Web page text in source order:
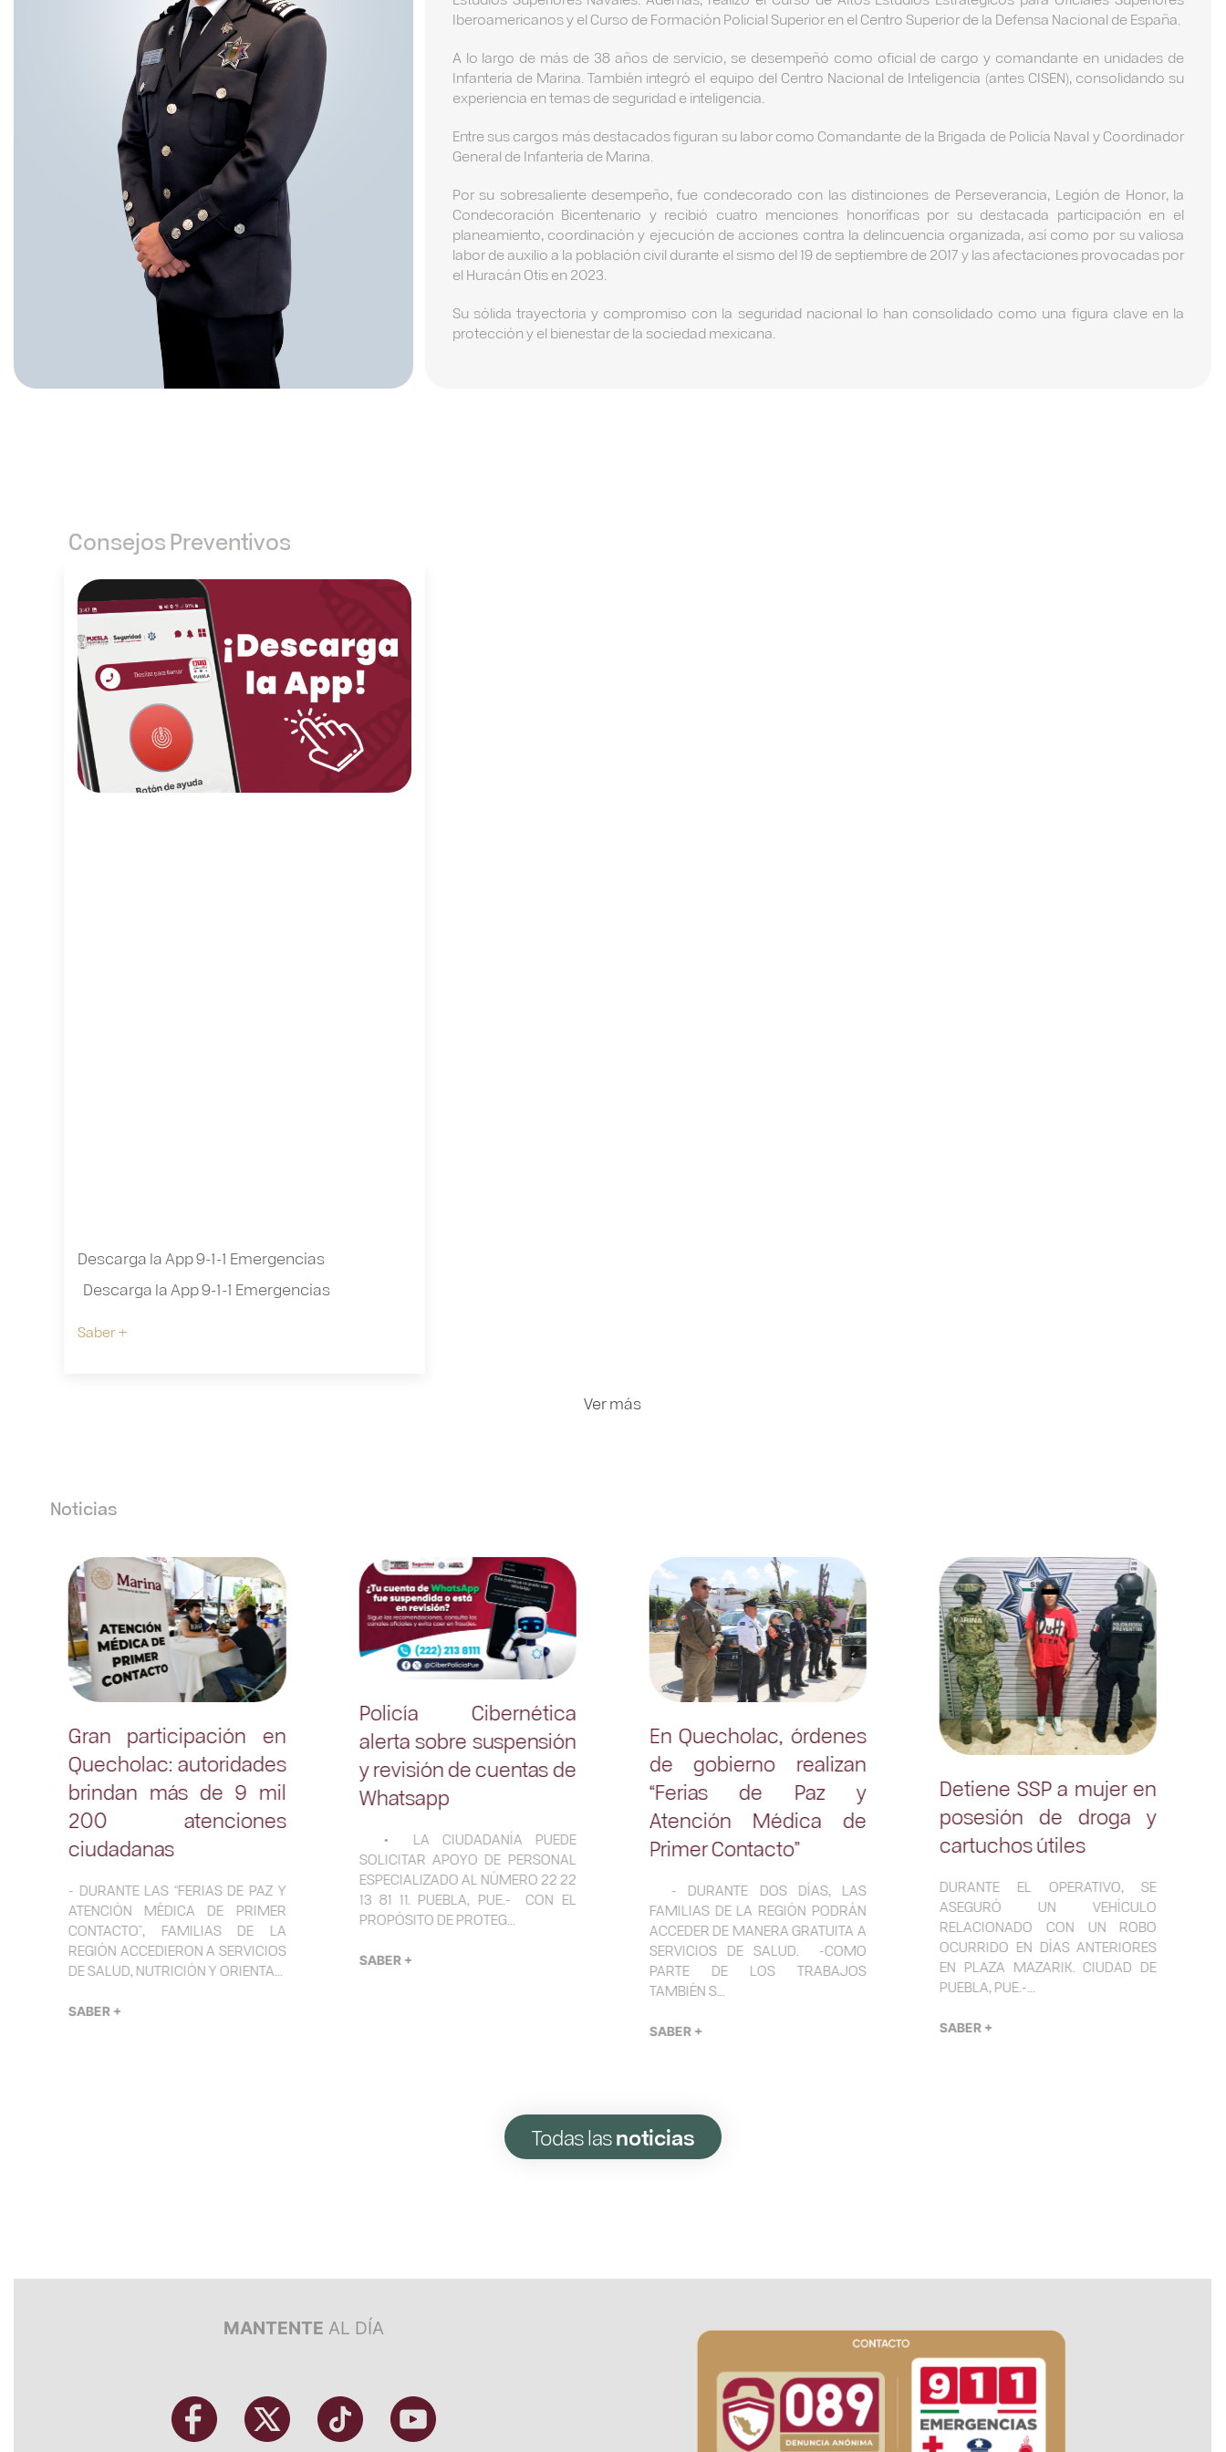
Iberoamericanos y el Curso de Formación Policial Superior en el Centro Superior de la Defensa Nacional de España.
A lo largo de más de 38 años de servicio, se desempeñó como oficial de cargo y comandante en unidades de
Infantería de Marina. También integró el equipo del Centro Nacional de Inteligencia (antes CISEN), consolidando su
experiencia en temas de seguridad e inteligencia.
Entre sus cargos más destacados figuran su labor como Comandante de la Brigada de Policía Naval y Coordinador
General de Infantería de Marina.
Por su sobresaliente desempeño, fue condecorado con las distinciones de Perseverancia, Legión de Honor, la
Condecoración Bicentenario y recibió cuatro menciones honoríficas por su destacada participación en el
planeamiento, coordinación y ejecución de acciones contra la delincuencia organizada, así como por su valiosa
labor de auxilio a la población civil durante el sismo del 19 de septiembre de 2017 y las afectaciones provocadas por
el Huracán Otis en 2023.
Su sólida trayectoria y compromiso con la seguridad nacional lo han consolidado como una figura clave en la
protección y el bienestar de la sociedad mexicana.
Consejos Preventivos
Descarga la App 9-1-1 Emergencias
Descarga la App 9-1-1 Emergencias
Saber +
Ver más
Noticias
Gran participación en
Quecholac: autoridades
brindan más de 9 mil
200 atenciones
ciudadanas
- DURANTE LAS “FERIAS DE PAZ Y
ATENCIÓN MÉDICA DE PRIMER
CONTACTO”, FAMILIAS DE LA
REGIÓN ACCEDIERON A SERVICIOS
DE SALUD, NUTRICIÓN Y ORIENTA...
SABER +
Policía Cibernética
alerta sobre suspensión
y revisión de cuentas de
Whatsapp
•⁠ ⁠LA CIUDADANÍA PUEDE
SOLICITAR APOYO DE PERSONAL
ESPECIALIZADO AL NÚMERO 22 22
13 81 11. PUEBLA, PUE.- CON EL
PROPÓSITO DE PROTEG...
SABER +
En Quecholac, órdenes
de gobierno realizan
“Ferias de Paz y
Atención Médica de
Primer Contacto”
- DURANTE DOS DÍAS, LAS
FAMILIAS DE LA REGIÓN PODRÁN
ACCEDER DE MANERA GRATUITA A
SERVICIOS DE SALUD. -COMO
PARTE DE LOS TRABAJOS
TAMBIÉN S...
SABER +
Detiene SSP a mujer en
posesión de droga y
cartuchos útiles
DURANTE EL OPERATIVO, SE
ASEGURÓ UN VEHÍCULO
RELACIONADO CON UN ROBO
OCURRIDO EN DÍAS ANTERIORES
EN PLAZA MAZARIK. CIUDAD DE
PUEBLA, PUE.-...
SABER +
Todas lasnoticias
MANTENTE AL DÍA